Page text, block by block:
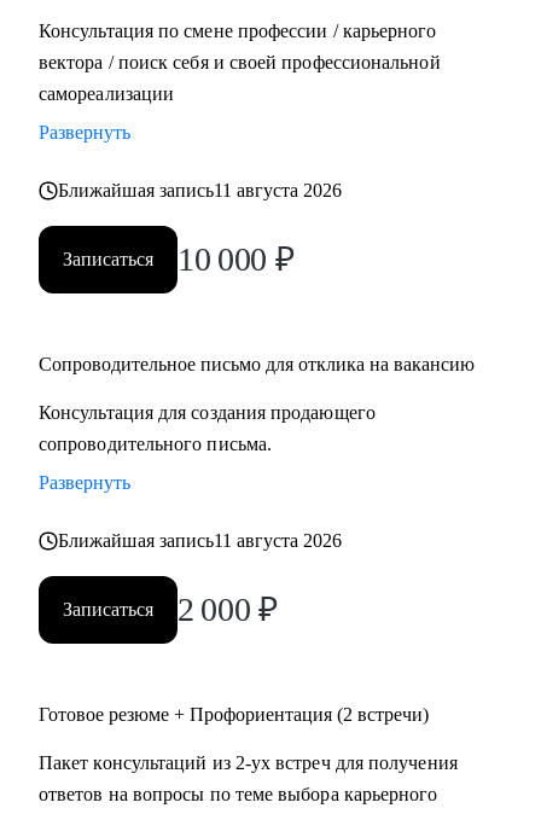
Консультация по смене профессии / карьерного
вектора / поиск себя и своей профессиональной
самореализации
Развернуть
Ближайшая запись11 августа 2026
Записаться 10 000 ₽
Сопроводительное письмо для отклика на вакансию
Консультация для создания продающего
сопроводительного письма.
Развернуть
Ближайшая запись11 августа 2026
Записаться 2 000 ₽
Готовое резюме + Профориентация (2 встречи)
Пакет консультаций из 2-ух встреч для получения
ответов на вопросы по теме выбора карьерного